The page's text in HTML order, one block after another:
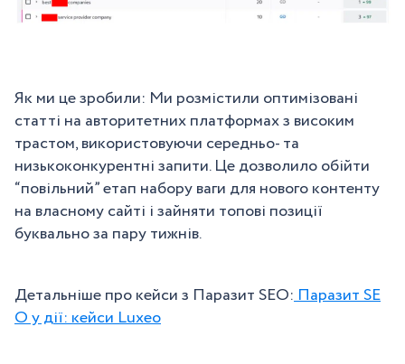
Як ми це зробили: Ми розмістили оптимізовані
статті на авторитетних платформах з високим
трастом, використовуючи середньо- та
низькоконкурентні запити. Це дозволило обійти
“повільний” етап набору ваги для нового контенту
на власному сайті і зайняти топові позиції
буквально за пару тижнів.
Детальніше про кейси з Паразит SEO:Паразит SE
O у дії: кейси Luxeo